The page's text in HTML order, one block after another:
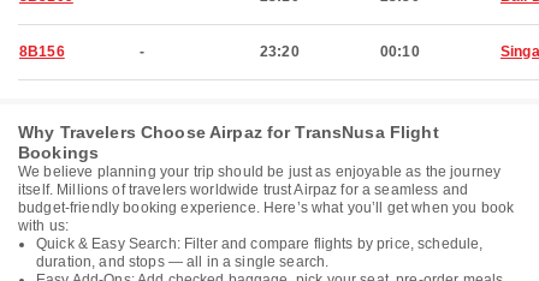
8B156 - 23:20 00:10
Why Travelers Choose Airpaz for TransNusa Flight
Bookings
We believe planning your trip should be just as enjoyable as the journey
itself. Millions of travelers worldwide trust Airpaz for a seamless and
budget-friendly booking experience. Here’s what you’ll get when you book
with us:
Quick & Easy Search: Filter and compare flights by price, schedule,
duration, and stops — all in a single search.